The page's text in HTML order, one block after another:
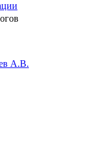
А.В.